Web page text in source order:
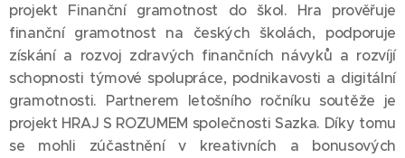
projekt Finanční gramotnost do škol. Hra prověřuje
finanční gramotnost na českých školách, podporuje
získání a rozvoj zdravých finančních návyků a rozvíjí
schopnosti týmové spolupráce, podnikavosti a digitální
gramotnosti. Partnerem letošního ročníku soutěže je
projekt HRAJ S ROZUMEM společnosti Sazka. Díky tomu
se mohli zúčastnění v kreativních a bonusových